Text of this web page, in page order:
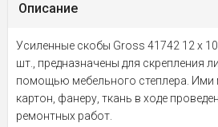
Описание
Усиленные скобы Gross 41742 12 х
шт., предназначены для скрепления
помощью мебельного степлера.
картон, фанеру, ткань в ходе
ремонтных работ.